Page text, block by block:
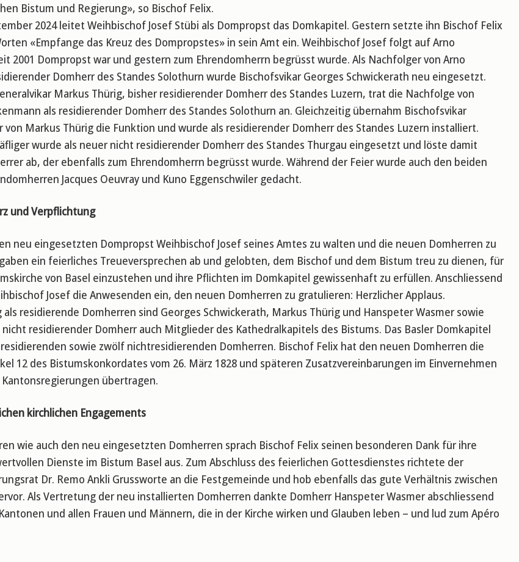
Bistum und Regierung», so Bischof Felix.
2024 leitet Weihbischof Josef Stübi als Dompropst das Domkapitel. Gestern setzte ihn Bischof Felix
«Empfange das Kreuz des Dompropstes» in sein Amt ein. Weihbischof Josef folgt auf Arno
2001 Dompropst war und gestern zum Ehrendomherrn begrüsst wurde. Als Nachfolger von Arno
Domherr des Standes Solothurn wurde Bischofsvikar Georges Schwickerath neu eingesetzt.
Markus Thürig, bisher residierender Domherr des Standes Luzern, trat die Nachfolge von
als residierender Domherr des Standes Solothurn an. Gleichzeitig übernahm Bischofsvikar
von Markus Thürig die Funktion und wurde als residierender Domherr des Standes Luzern installiert.
wurde als neuer nicht residierender Domherr des Standes Thurgau eingesetzt und löste damit
ab, der ebenfalls zum Ehrendomherrn begrüsst wurde. Während der Feier wurde auch den beiden
Jacques Oeuvray und Kuno Eggenschwiler gedacht.
und Verpflichtung
neu eingesetzten Dompropst Weihbischof Josef seines Amtes zu walten und die neuen Domherren zu
ein feierliches Treueversprechen ab und gelobten, dem Bischof und dem Bistum treu zu dienen, für
von Basel einzustehen und ihre Pflichten im Domkapitel gewissenhaft zu erfüllen. Anschliessend
Josef die Anwesenden ein, den neuen Domherren zu gratulieren: Herzlicher Applaus.
residierende Domherren sind Georges Schwickerath, Markus Thürig und Hanspeter Wasmer sowie
nicht residierender Domherr auch Mitglieder des Kathedralkapitels des Bistums. Das Basler Domkapitel
sowie zwölf nichtresidierenden Domherren. Bischof Felix hat den neuen Domherren die
12 des Bistumskonkordates vom 26. März 1828 und späteren Zusatzvereinbarungen im Einvernehmen
übertragen.
kirchlichen Engagements
wie auch den neu eingesetzten Domherren sprach Bischof Felix seinen besonderen Dank für ihre
Dienste im Bistum Basel aus. Zum Abschluss des feierlichen Gottesdienstes richtete der
Dr. Remo Ankli Grussworte an die Festgemeinde und hob ebenfalls das gute Verhältnis zwischen
Als Vertretung der neu installierten Domherren dankte Domherr Hanspeter Wasmer abschliessend
und allen Frauen und Männern, die in der Kirche wirken und Glauben leben – und lud zum Apéro